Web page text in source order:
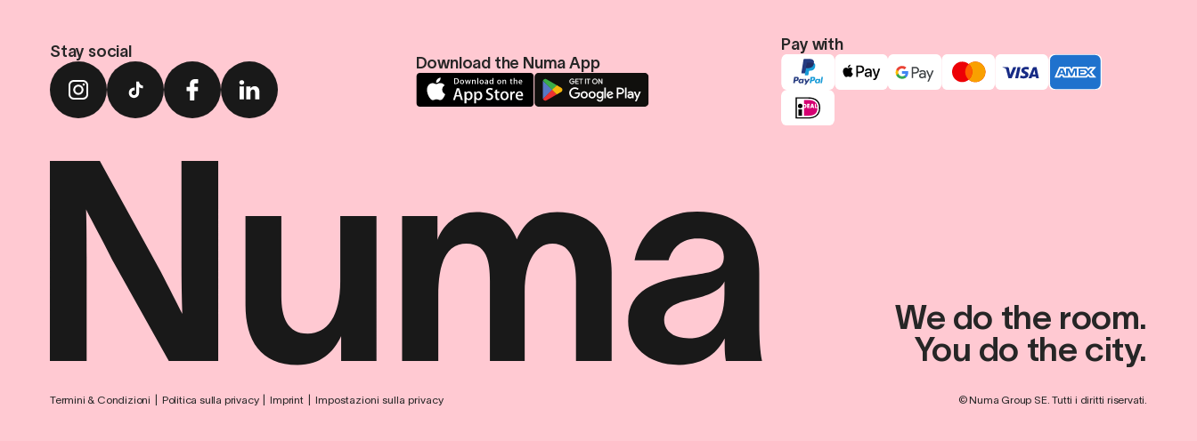
Stay social
Download the Numa App
Pay with
We do the room.
You do the city.
Termini & Condizioni Politica sulla privacy Imprint Impostazioni sulla privacy © Numa Group SE. Tutti i diritti riservati.